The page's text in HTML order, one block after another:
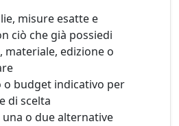
misure esatte e
ciò che già possiedi
materiale, edizione o
o budget indicativo per
di scelta
o due alternative